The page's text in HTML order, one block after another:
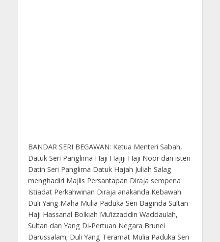
BANDAR SERI BEGAWAN: Ketua Menteri Sabah,
Datuk Seri Panglima Haji Hajiji Haji Noor dan isteri
Datin Seri Panglima Datuk Hajah Juliah Salag
menghadiri Majlis Persantapan Diraja sempena
Istiadat Perkahwinan Diraja anakanda Kebawah
Duli Yang Maha Mulia Paduka Seri Baginda Sultan
Haji Hassanal Bolkiah Mu’izzaddin Waddaulah,
Sultan dan Yang Di-Pertuan Negara Brunei
Darussalam; Duli Yang Teramat Mulia Paduka Seri